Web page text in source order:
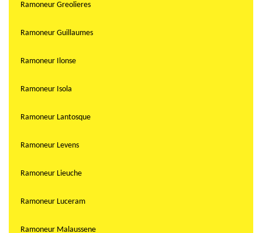
Ramoneur Greolieres
Ramoneur Guillaumes
Ramoneur Ilonse
Ramoneur Isola
Ramoneur Lantosque
Ramoneur Levens
Ramoneur Lieuche
Ramoneur Luceram
Ramoneur Malaussene